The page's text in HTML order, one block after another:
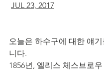
JUL 23, 2017
오늘은 하수구에 대한 얘
니다.
1856년, 엘리스 체스브로우